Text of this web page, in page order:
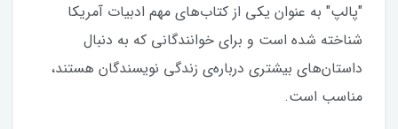
"پالپ" به عنوان یکی از کتاب‌های مهم ادبیات آمریکا
شناخته شده است و برای خوانندگانی که به دنبال
داستان‌های بیشتری درباره‌ی زندگی نویسندگان هستند،
مناسب است.